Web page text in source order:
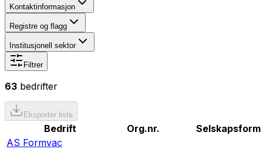
Kontaktinformasjon
Registre og flagg
Institusjonell sektor
Filtrer
63 bedrifter
Eksporter liste
Bedrift Org.nr.
Selskapsform
AS Formvac